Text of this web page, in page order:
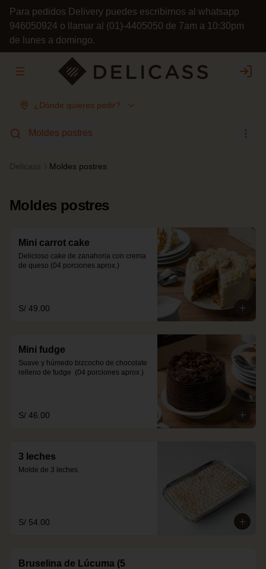
Para pedidos Delivery puedes escribirnos al whatsapp
946050924 o llamar al (01)-4405050 de 7am a 10:30pm
de lunes a domingo.
Abrir menu de navegación Login
¿Dónde quieres pedir?
Moldes postres
Delicass Moldes postres
Moldes postres
Mini carrot cake
Delicioso cake de zanahoria con crema
de queso (04 porciones aprox.)
S/ 49.00
Mini fudge
Suave y húmedo bizcocho de chocolate
relleno de fudge  (04 porciones aprox.)
S/ 46.00
3 leches
Molde de 3 leches
S/ 54.00
Bruselina de Lúcuma (5